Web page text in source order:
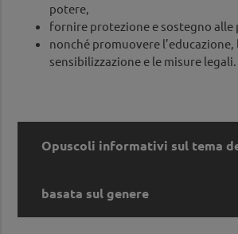
potere,
fornire protezione e sostegno alle
nonché promuovere l’educazione,
sensibilizzazione e le misure legali.
Opuscoli informativi sul tema
basata sul genere